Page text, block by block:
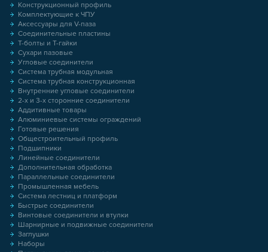
Конструкционный профиль
Комплектующие к ЧПУ
Аксессуары для V-паза
Соединительные пластины
Т-болты и Т-гайки
Сухари пазовые
Угловые соединители
Система трубная модульная
Система трубная конструкционная
Внутренние угловые соединители
2-х и 3-х сторонние соединители
Аддитивные товары
Алюминиевые системы ограждений
Готовые решения
Общестроительный профиль
Подшипники
Линейные соединители
Дополнительная обработка
Параллельные соединители
Промышленная мебель
Система лестниц и платформ
Быстрые соединители
Винтовые соединители и втулки
Шарнирные и подвижные соединители
Заглушки
Наборы